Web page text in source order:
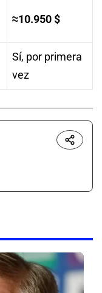
≈10.950 $
Sí, por primera
vez